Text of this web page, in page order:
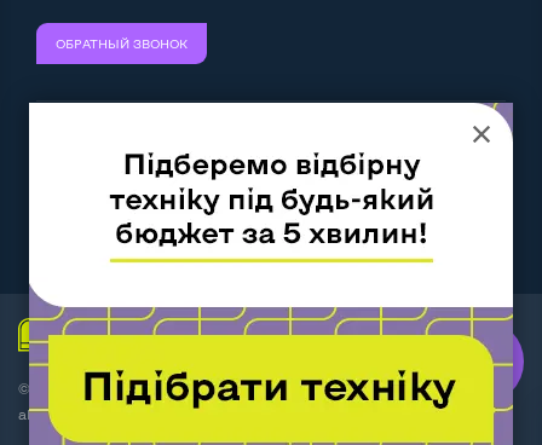
ОБРАТНЫЙ ЗВОНОК
Следите за нами:
Work.ua— самий кльовий
наш партнер
© Интернет-магазин ChipChip - компьютерная техника и
аксессуары 2014-2026